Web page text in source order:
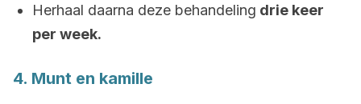
Herhaal daarna deze behandeling drie keer
per week.
4. Munt en kamille